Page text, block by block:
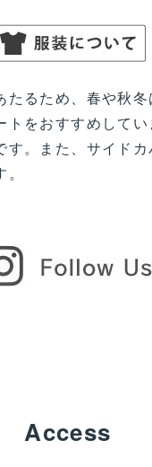
たるため、春や秋
トをおすすめして
す。また、サイド
Access